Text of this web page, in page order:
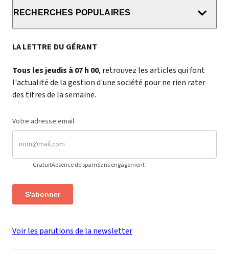
RECHERCHES POPULAIRES
LA LETTRE DU GÉRANT
Tous les jeudis à 07 h 00, retrouvez les articles qui font
l'actualité de la gestion d'une société pour ne rien rater
des titres de la semaine.
Votre adresse email
GratuitAbsence de spamSans engagement
S'abonner
Voir les parutions de la newsletter